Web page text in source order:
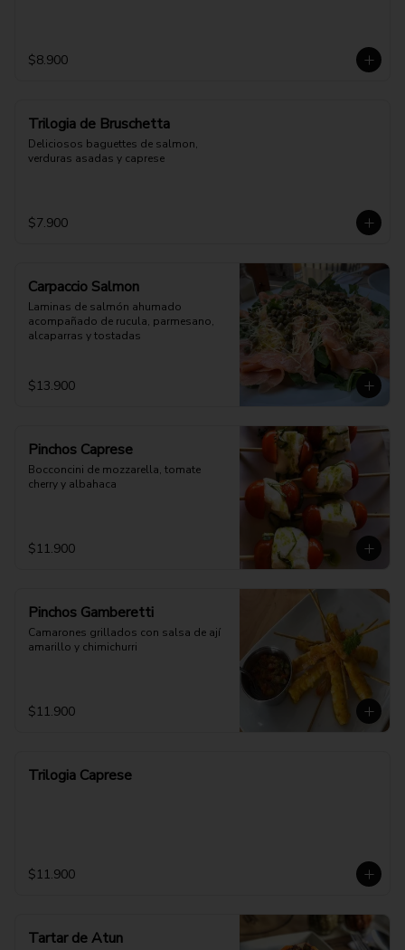
$8.900
Trilogia de Bruschetta
Deliciosos baguettes de salmon,
verduras asadas y caprese
$7.900
Carpaccio Salmon
Laminas de salmón ahumado
acompañado de rucula, parmesano,
alcaparras y tostadas
$13.900
Pinchos Caprese
Bocconcini de mozzarella, tomate
cherry y albahaca
$11.900
Pinchos Gamberetti
Camarones grillados con salsa de ají
amarillo y chimichurri
$11.900
Trilogia Caprese
$11.900
Tartar de Atun